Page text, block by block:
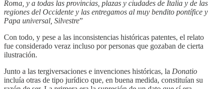
Roma, y a todas las provincias, plazas y ciudades de Italia y de las
regiones del Occidente y las entregamos al muy bendito pontífice y
Papa universal, Silvestre”
Con todo, y pese a las inconsistencias históricas patentes, el relato
fue considerado veraz incluso por personas que gozaban de cierta
ilustración.
Junto a las tergiversaciones e invenciones históricas, la Donatio
incluía otras de tipo jurídico que, en buena medida, constituían su